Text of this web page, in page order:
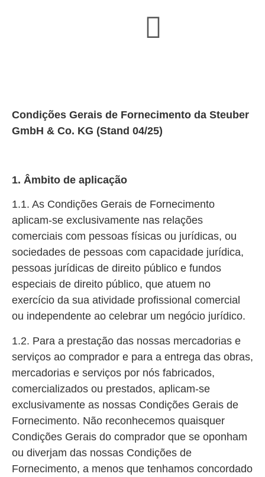
Condições Gerais de Fornecimento da Steuber
GmbH & Co. KG (Stand 04/25)
1. Âmbito de aplicação
1.1. As Condições Gerais de Fornecimento
aplicam-se exclusivamente nas relações
comerciais com pessoas físicas ou jurídicas, ou
sociedades de pessoas com capacidade jurídica,
pessoas jurídicas de direito público e fundos
especiais de direito público, que atuem no
exercício da sua atividade profissional comercial
ou independente ao celebrar um negócio jurídico.
1.2. Para a prestação das nossas mercadorias e
serviços ao comprador e para a entrega das obras,
mercadorias e serviços por nós fabricados,
comercializados ou prestados, aplicam-se
exclusivamente as nossas Condições Gerais de
Fornecimento. Não reconhecemos quaisquer
Condições Gerais do comprador que se oponham
ou diverjam das nossas Condições de
Fornecimento, a menos que tenhamos concordado